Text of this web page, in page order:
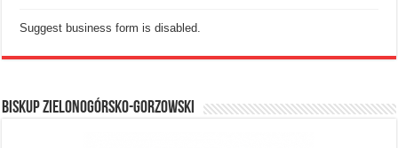
Suggest business form is disabled.
BISKUP ZIELONOGÓRSKO-GORZOWSKI